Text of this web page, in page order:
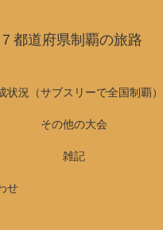
道府県制覇の旅路
状況（サブスリーで全国制覇）
その他の大会
雑記
せ